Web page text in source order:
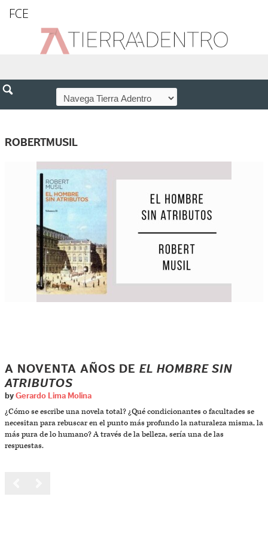
FCE
ROBERTMUSIL
A NOVENTA AÑOS DE EL HOMBRE SIN
ATRIBUTOS
by Gerardo Lima Molina
¿Cómo se escribe una novela total? ¿Qué condicionantes o facultades se
necesitan para rebuscar en el punto más profundo la naturaleza misma, la
más pura de lo humano? A través de la belleza, sería una de las
respuestas.